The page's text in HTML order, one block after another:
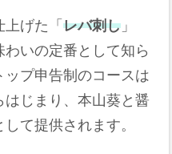
上げた「レバ刺し 」
いの定番として知ら
プ申告制のコースは
じまり、本山葵と醤
て提供されます。